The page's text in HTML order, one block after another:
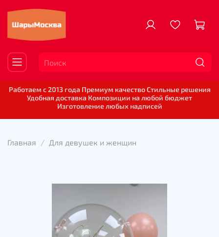
Работаем с 2013 года Премиум качество Стильные решения
Удобная доставка Композиции на любой бюджет
Изготовление любых надписей
Главная Для девушек и женщин